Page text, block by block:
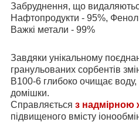
Забруднення, що
Нафтопродукти - 95%,
Важкі метали - 99%
Завдяки унікальному
гранульованих сорбентів
В100-6 глибоко очищає
домішки.
Справляється з надмірною
підвищеного вмісту